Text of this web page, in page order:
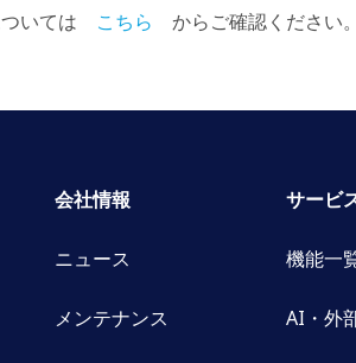
いては こちら からご確認ください。
会社情報
ニュース
メンテナンス
サービ
機能一
AI・外